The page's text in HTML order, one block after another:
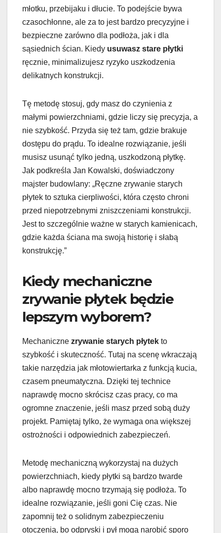
młotku, przebijaku i dłucie. To podejście bywa
czasochłonne, ale za to jest bardzo precyzyjne i
bezpieczne zarówno dla podłoża, jak i dla
sąsiednich ścian. Kiedy usuwasz stare płytki
ręcznie, minimalizujesz ryzyko uszkodzenia
delikatnych konstrukcji.
Tę metodę stosuj, gdy masz do czynienia z
małymi powierzchniami, gdzie liczy się precyzja, a
nie szybkość. Przyda się też tam, gdzie brakuje
dostępu do prądu. To idealne rozwiązanie, jeśli
musisz usunąć tylko jedną, uszkodzoną płytkę.
Jak podkreśla Jan Kowalski, doświadczony
majster budowlany: „Ręczne zrywanie starych
płytek to sztuka cierpliwości, która często chroni
przed niepotrzebnymi zniszczeniami konstrukcji.
Jest to szczególnie ważne w starych kamienicach,
gdzie każda ściana ma swoją historię i słabą
konstrukcję.”
Kiedy mechaniczne
zrywanie płytek będzie
lepszym wyborem?
Mechaniczne zrywanie starych płytek to
szybkość i skuteczność. Tutaj na scenę wkraczają
takie narzędzia jak młotowiertarka z funkcją kucia,
czasem pneumatyczna. Dzięki tej technice
naprawdę mocno skrócisz czas pracy, co ma
ogromne znaczenie, jeśli masz przed sobą duży
projekt. Pamiętaj tylko, że wymaga ona większej
ostrożności i odpowiednich zabezpieczeń.
Metodę mechaniczną wykorzystaj na dużych
powierzchniach, kiedy płytki są bardzo twarde
albo naprawdę mocno trzymają się podłoża. To
idealne rozwiązanie, jeśli goni Cię czas. Nie
zapomnij też o solidnym zabezpieczeniu
otoczenia, bo odpryski i pył mogą narobić sporo